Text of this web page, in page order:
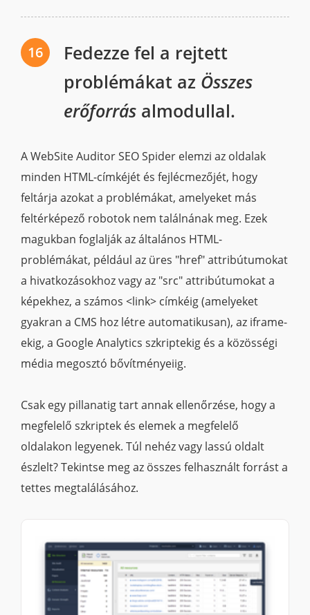
16
Fedezze fel a rejtett
problémákat az Összes
erőforrás almodullal.
A WebSite Auditor SEO Spider elemzi az oldalak
minden HTML-címkéjét és fejlécmezőjét, hogy
feltárja azokat a problémákat, amelyeket más
feltérképező robotok nem találnának meg. Ezek
magukban foglalják az általános HTML-
problémákat, például az üres "href" attribútumokat
a hivatkozásokhoz vagy az "src" attribútumokat a
képekhez, a számos <link> címkéig (amelyeket
gyakran a CMS hoz létre automatikusan), az iframe-
ekig, a Google Analytics szkriptekig és a közösségi
média megosztó bővítményeiig.
Csak egy pillanatig tart annak ellenőrzése, hogy a
megfelelő szkriptek és elemek a megfelelő
oldalakon legyenek. Túl nehéz vagy lassú oldalt
észlelt? Tekintse meg az összes felhasznált forrást a
tettes megtalálásához.